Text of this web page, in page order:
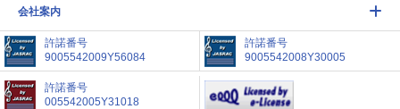
会社案内
許諾番号
9005542009Y56084
許諾番号
9005542008Y30005
許諾番号
005542005Y31018